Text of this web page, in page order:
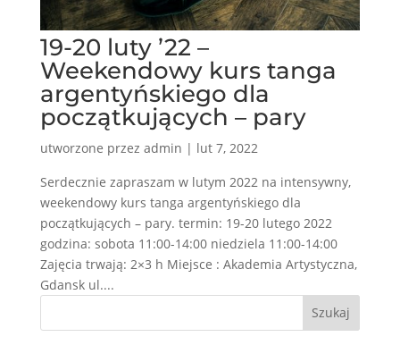
19-20 luty ’22 –
Weekendowy kurs tanga
argentyńskiego dla
początkujących – pary
utworzone przez admin | lut 7, 2022
Serdecznie zapraszam w lutym 2022 na intensywny,
weekendowy kurs tanga argentyńskiego dla
początkujących – pary. termin: 19-20 lutego 2022
godzina: sobota 11:00-14:00 niedziela 11:00-14:00
Zajęcia trwają: 2×3 h Miejsce : Akademia Artystyczna,
Gdansk ul....